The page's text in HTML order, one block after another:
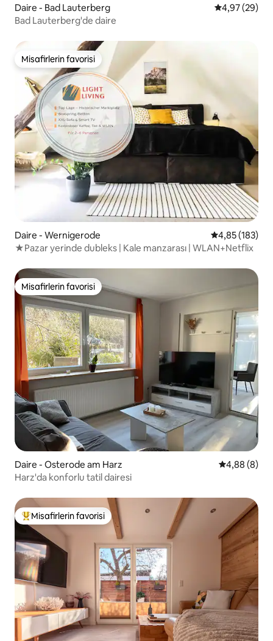
Daire - Bad Lauterberg 5 üzerinden
4,97 (29)
Bad Lauterberg'de daire
Misafirlerin favorisi
Misafirlerin favorisi
Daire - Wernigerode 5 üzerinden
4,85 (183)
★Pazar yerinde dubleks | Kale manzarası | WLAN+Netflix
Misafirlerin favorisi
Misafirlerin favorisi
Daire - Osterode am Harz 5 üzerinden
4,88 (8)
Harz'da konforlu tatil dairesi
Misafirlerin favorilerinden en beğenilenler arasında
Misafirlerin favorisi